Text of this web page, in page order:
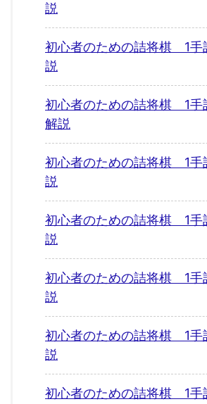
説
初心者のための詰将棋 1
説
初心者のための詰将棋 1
解説
初心者のための詰将棋 1
説
初心者のための詰将棋 1
説
初心者のための詰将棋 1
説
初心者のための詰将棋 1
説
初心者のための詰将棋 1